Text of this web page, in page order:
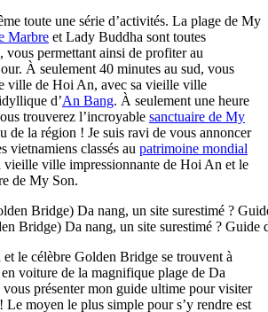
toute une série d’activités. La plage de My
Marbre et Lady Buddha sont toutes
vous permettant ainsi de profiter au
À seulement 40 minutes au sud, vous
ville de Hoi An, avec sa vieille ville
d’An Bang. À seulement une heure
trouverez l’incroyable sanctuaire de My
de la région ! Je suis ravi de vous annoncer
vietnamiens classés au patrimoine mondial
ville impressionnante de Hoi An et le
de My Son.
Bridge) Da nang, un site surestimé ? Guide
le célèbre Golden Bridge se trouvent à
voiture de la magnifique plage de Da
présenter mon guide ultime pour visiter
moyen le plus simple pour s’y rendre est